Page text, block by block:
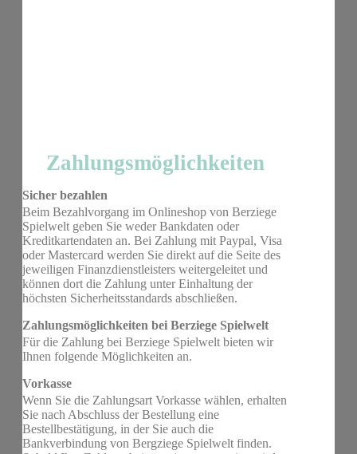
Zahlungsmöglichkeiten
Sicher bezahlen
Beim Bezahlvorgang im Onlineshop von Berziege
Spielwelt geben Sie weder Bankdaten oder
Kreditkartendaten an. Bei Zahlung mit Paypal, Visa
oder Mastercard werden Sie direkt auf die Seite des
jeweiligen Finanzdienstleisters weitergeleitet und
können dort die Zahlung unter Einhaltung der
höchsten Sicherheitsstandards abschließen.
Zahlungsmöglichkeiten bei Berziege Spielwelt
Für die Zahlung bei Berziege Spielwelt bieten wir
Ihnen folgende Möglichkeiten an.
Vorkasse
Wenn Sie die Zahlungsart Vorkasse wählen, erhalten
Sie nach Abschluss der Bestellung eine
Bestellbestätigung, in der Sie auch die
Bankverbindung von Bergziege Spielwelt finden.